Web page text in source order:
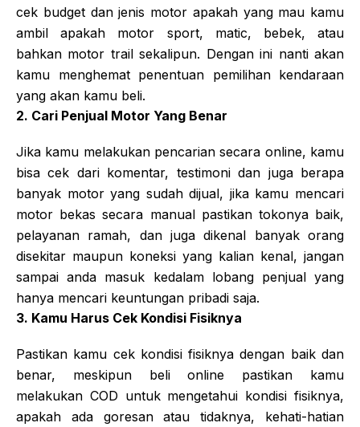
cek budget dan jenis motor apakah yang mau kamu
ambil apakah motor sport, matic, bebek, atau
bahkan motor trail sekalipun. Dengan ini nanti akan
kamu menghemat penentuan pemilihan kendaraan
yang akan kamu beli.
2. Cari Penjual Motor Yang Benar
Jika kamu melakukan pencarian secara online, kamu
bisa cek dari komentar, testimoni dan juga berapa
banyak motor yang sudah dijual, jika kamu mencari
motor bekas secara manual pastikan tokonya baik,
pelayanan ramah, dan juga dikenal banyak orang
disekitar maupun koneksi yang kalian kenal, jangan
sampai anda masuk kedalam lobang penjual yang
hanya mencari keuntungan pribadi saja.
3. Kamu Harus Cek Kondisi Fisiknya
Pastikan kamu cek kondisi fisiknya dengan baik dan
benar, meskipun beli online pastikan kamu
melakukan COD untuk mengetahui kondisi fisiknya,
apakah ada goresan atau tidaknya, kehati-hatian